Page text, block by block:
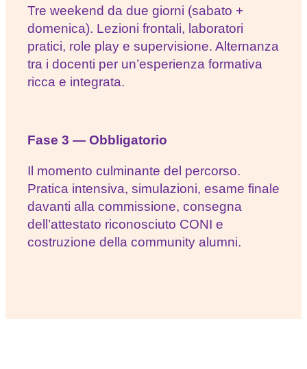
Tre weekend da due giorni (sabato +
domenica). Lezioni frontali, laboratori
pratici, role play e supervisione. Alternanza
tra i docenti per un’esperienza formativa
ricca e integrata.
Fase 3 — Obbligatorio
Il momento culminante del percorso.
Pratica intensiva, simulazioni, esame finale
davanti alla commissione, consegna
dell’attestato riconosciuto CONI e
costruzione della community alumni.